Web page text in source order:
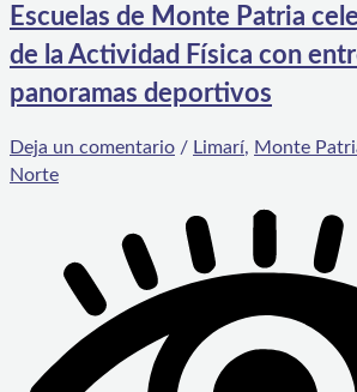
Escuelas de Monte Patria
de la Actividad Física con
panoramas deportivos
Deja un comentario / Limarí, Monte
Norte